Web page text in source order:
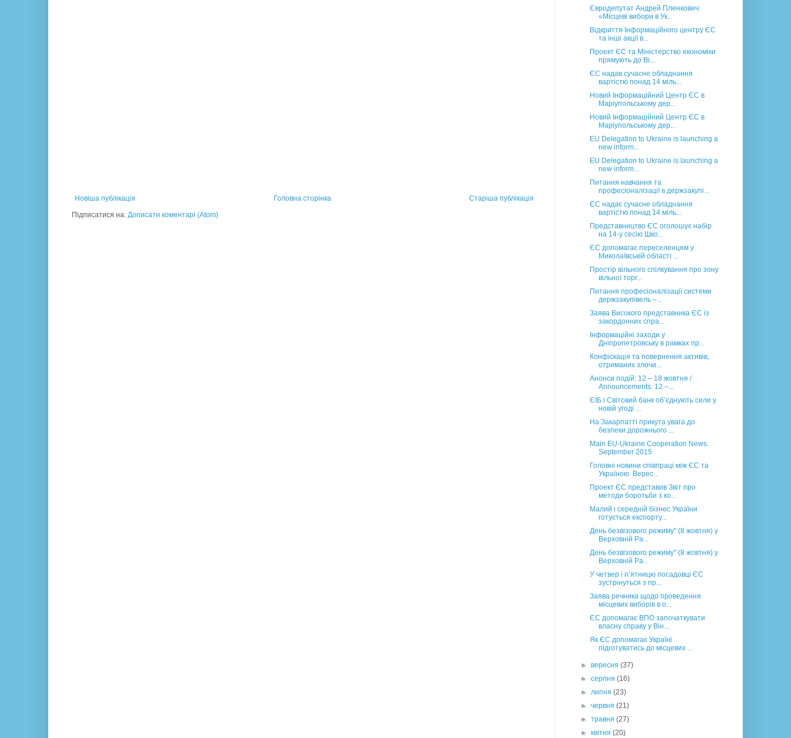
Новіша публікація Старіша публікація
Головна сторінка
Підписатися на: Дописати коментарі (Atom)
Євродепутат Андрей Пленкович:
«Місцеві вибори в Ук...
Відкриття Інформаційного центру ЄС
та інші акції в...
Проект ЄС та Міністерство економіки
прямують до Ві...
ЄС надав сучасне обладнання
вартістю понад 14 міль...
Новий Інформаційний Центр ЄС в
Маріупольському дер...
Новий Інформаційний Центр ЄС в
Маріупольському дер...
EU Delegation to Ukraine is launching a
new inform...
EU Delegation to Ukraine is launching a
new inform...
Питання навчання та
професіоналізації в держзакупі...
ЄС надає сучасне обладнання
вартістю понад 14 міль...
Представництво ЄС оголошує набір
на 14-у сесію Шко...
ЄС допомагає переселенцям у
Миколаївській області ...
Простір вільного спілкування про зону
вільної торг...
Питання професіоналізації системи
держзакупівель –...
Заява Високого представника ЄС із
закордонних спра...
Інформаційні заходи у
Дніпропетровську в рамках пр...
Конфіскація та повернення активів,
отриманих злочи...
Анонси подій: 12 – 18 жовтня /
Announcements: 12 –...
ЄІБ і Світовий банк об’єднують сили у
новій угоді ...
На Закарпатті прикута увага до
безпеки дорожнього ...
Main EU-Ukraine Cooperation News.
September 2015
Головні новини співпраці між ЄС та
Україною. Верес...
Проект ЄС представив Звіт про
методи боротьби з ко...
Малий і середній бізнес України
готується експорту...
День безвізового режиму" (8 жовтня) у
Верховній Ра...
День безвізового режиму" (8 жовтня) у
Верховній Ра...
У четвер і п’ятницю посадовці ЄС
зустрінуться з пр...
Заява речника щодо проведення
місцевих виборів в о...
ЄС допомагає ВПО започаткувати
власну справу у Він...
Як ЄС допомагає Україні
підготуватись до місцевих ...
►вересня(37)
►серпня(16)
►липня(23)
►червня(21)
►травня(27)
►квітня(20)